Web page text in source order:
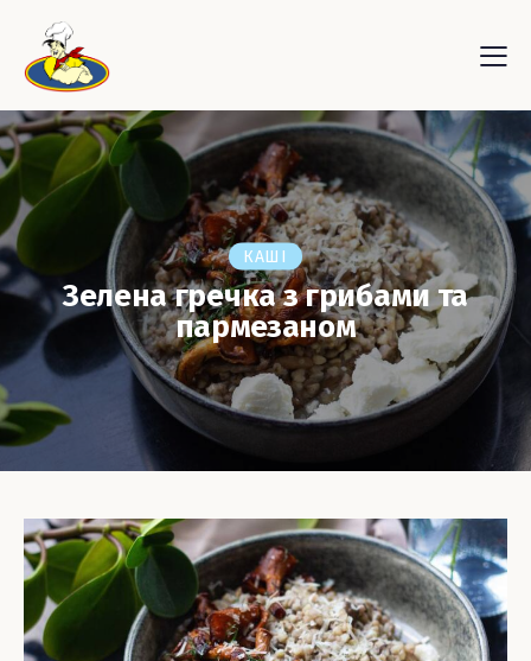
КАШІ
Зелена гречка з грибами та
пармезаном